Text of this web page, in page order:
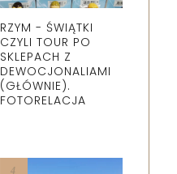
RZYM - ŚWIĄTKI
CZYLI TOUR PO
SKLEPACH Z
DEWOCJONALIAMI
(GŁÓWNIE).
FOTORELACJA